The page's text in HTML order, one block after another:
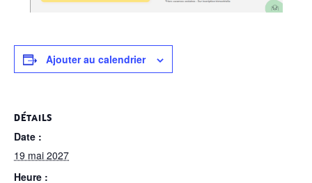
Ajouter au calendrier
DÉTAILS
Date :
19 mai 2027
Heure :